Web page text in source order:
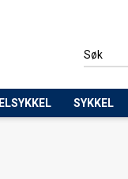
ELSYKKEL SYKKEL